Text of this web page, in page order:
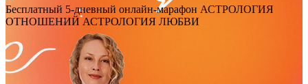
Бесплатный 5-дневный онлайн-марафон АСТРОЛОГИЯ
ОТНОШЕНИЙ АСТРОЛОГИЯ ЛЮБВИ